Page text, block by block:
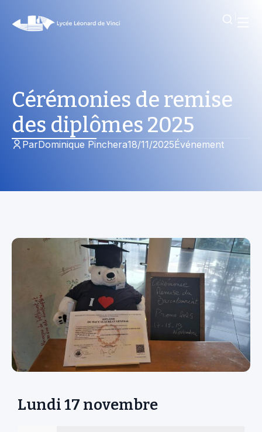
Cérémonies de remise
des diplômes 2025
ParDominique Pinchera18/11/2025Événement
Lundi 17 novembre